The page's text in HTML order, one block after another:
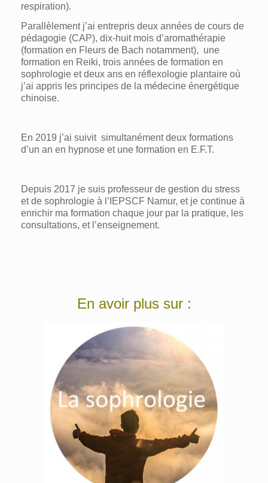
respiration).
Parallèlement j’ai entrepris deux années de cours de
pédagogie (CAP), dix-huit mois d’aromathérapie
(formation en Fleurs de Bach notamment), une
formation en Reiki, trois années de formation en
sophrologie et deux ans en réflexologie plantaire où
j’ai appris les principes de la médecine énergétique
chinoise.
En 2019 j’ai suivit simultanément deux formations
d’un an en hypnose et une formation en E.F.T.
Depuis 2017 je suis professeur de gestion du stress
et de sophrologie à l’IEPSCF Namur, et je continue à
enrichir ma formation chaque jour par la pratique, les
consultations, et l’enseignement.
En avoir plus sur :